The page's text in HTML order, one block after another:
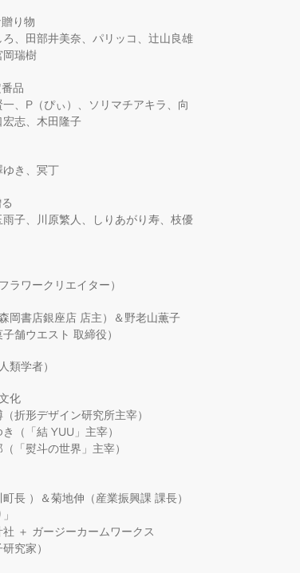
り物
、田部井美奈、パリッコ、辻山良雄
岡瑞樹
品
、P（ぴぃ）、ソリマチアキラ、向
志、木田隆子
き、冥丁
子、川原繁人、しりあがり寿、枝優
ラワークリエイター）
岡書店銀座店 店主）＆野老山薫子
子舗ウエスト 取締役）
類学者）
化
折形デザイン研究所主宰）
（「結 YUU」主宰）
「熨斗の世界」主宰）
長 ）＆菊地伸（産業振興課 課長）
＋ ガージーカームワークス
究家）